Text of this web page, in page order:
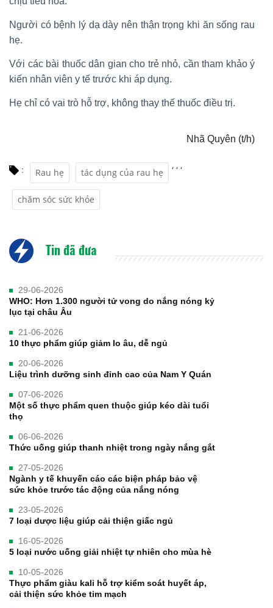
Người có bệnh lý dạ dày nên thận trọng khi ăn sống rau
hẹ.
Với các bài thuốc dân gian cho trẻ nhỏ, cần tham khảo ý
kiến nhân viên y tế trước khi áp dụng.
Hẹ chỉ có vai trò hỗ trợ, không thay thế thuốc điều trị.
Nhã Quyên (t/h)
: Rau hẹ
,
tác dụng của rau hẹ
,
chăm sóc sức khỏe
,
Tin đã đưa
29-06-2026
WHO: Hơn 1.300 người tử vong do nắng nóng kỷ
lục tại châu Âu
21-06-2026
10 thực phẩm giúp giảm lo âu, dễ ngủ
20-06-2026
Liệu trình dưỡng sinh đỉnh cao của Nam Y Quán
07-06-2026
Một số thực phẩm quen thuộc giúp kéo dài tuổi
thọ
06-06-2026
Thức uống giúp thanh nhiệt trong ngày nắng gắt
27-05-2026
Ngành y tế khuyến cáo các biện pháp bảo vệ
sức khỏe trước tác động của nắng nóng
23-05-2026
7 loại dược liệu giúp cải thiện giấc ngủ
16-05-2026
5 loại nước uống giải nhiệt tự nhiên cho mùa hè
10-05-2026
Thực phẩm giàu kali hỗ trợ kiểm soát huyết áp,
cải thiện sức khỏe tim mạch